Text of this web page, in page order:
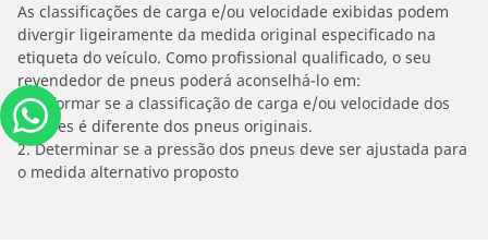
As classificações de carga e/ou velocidade exibidas podem
divergir ligeiramente da medida original especificado na
etiqueta do veículo. Como profissional qualificado, o seu
revendedor de pneus poderá aconselhá-lo em:
1. Informar se a classificação de carga e/ou velocidade dos
estepes é diferente dos pneus originais.
2. Determinar se a pressão dos pneus deve ser ajustada para
o medida alternativo proposto